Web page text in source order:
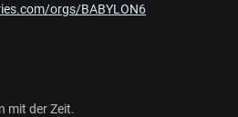
orgs/BABYLON6
mit der Zeit.